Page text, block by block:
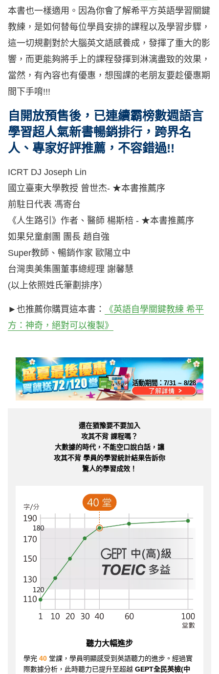
本書也一樣適用。因為你會了解希平方英語學習關鍵
教練，是如何替每位學員安排的課程以及學習步驟，
這一切規劃對於大腦英文語感養成，發揮了重大的影
響，而更能夠將手上的課程發揮到淋漓盡致的效果，
當然，有內容也有優惠，想囤課的老朋友要趁優惠期
間下手唷!!!
自開放預售後，已連續霸榜數週語言
學習超人氣新書暢銷排行， 跨界名
人、專家好評推薦，不容錯過!!
ICRT DJ Joseph Lin
國立臺東大學教授 曾世杰- ★本書推薦序
前駐日代表 馮寄台
《人生路引》作者、醫師 楊斯棓 - ★本書推薦序
如果兒童劇團 團長 趙自強
Super教師、暢銷作家 歐陽立中
台灣奧美集團董事總經理 謝馨慧
(以上依照姓氏筆劃排序）
►也推薦你購買這本書：
《英語自學關鍵教練 希平
方：神奇，絕對可以複製》
活動期間：7/31 ~ 8/28
還在猶豫要不要加入
攻其不背 課程嗎？
大數據的時代，不能空口說白話，讓
攻其不背 學員的學習統計結果告訴你
驚人的學習成效！
聽力大幅進步
學完 40 堂課，學員明顯感受到英語聽力的進步。經過實
際數據分析，此時聽力已提升至超越 GEPT全民英檢(中